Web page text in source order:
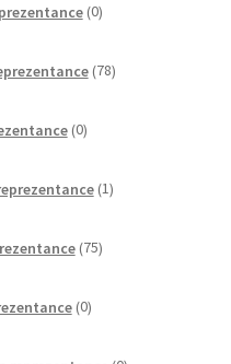
0izdelkov
78izdelkov
0izdelkov
1izdelek
75izdelkov
0izdelkov